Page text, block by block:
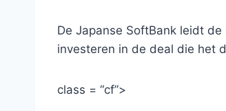
De Japanse SoftBank leidt
investeren in de deal die het
class = “cf”>